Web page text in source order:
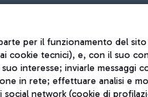
per il funzionamento del
cookie tecnici), e, con il suo
interesse; inviarle messaggi
in rete; effettuare analisi e
social network (cookie di